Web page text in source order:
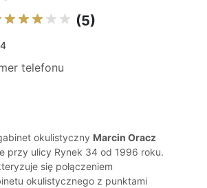
(5)
telefonu
okulistyczny Marcin Oracz
przy ulicy Rynek 34 od 1996 roku.
się połączeniem
okulistycznego z punktami